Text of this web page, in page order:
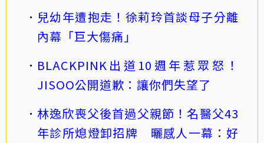
兒幼年遭抱走！徐莉玲首談母子分離
內幕「巨大傷痛」
BLACKPINK出道10週年惹眾怒！
JISOO公開道歉：讓你們失望了
林逸欣喪父後首過父親節！名醫父43
年診所熄燈卸招牌 曬感人一幕：好